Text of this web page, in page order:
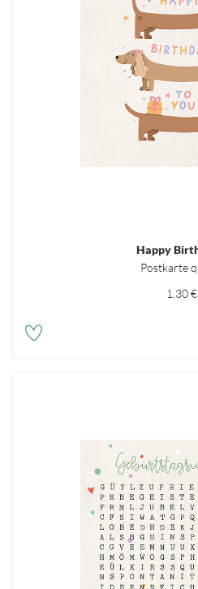
Happy
Postkarte
1,30 €